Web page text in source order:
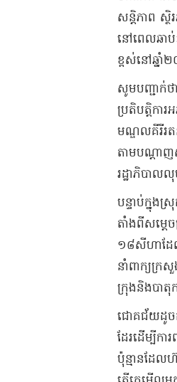
សន្តិភាព ស្
នៅពេល​ឆា
ខ្ពស់​នៅ​ឆ្នាំ​
សូមបញ្ជាក់ថ
ប្រតិបត្តិកា
មណ្ឌល​គី​រី​រត
តាម​បណ្តាញ​
រដ្ឋាភិបា
បន្ទាប់​ក្នុង
តាំងពីសម្តេ
១៨​សីហា​ដែ
នាំពាក្យ​ក្
ក្រុង​និង​បា
ជោគជ័យ​ដូច​ក
ដែរ​ដើម្បី​ក
ប៉ុន្មាន​ដែល​